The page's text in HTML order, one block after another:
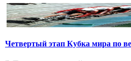
Четвертый этап Кубка мира по